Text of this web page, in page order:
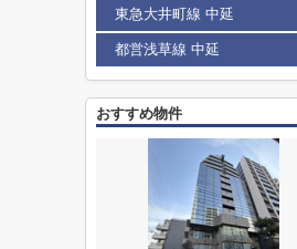
東急大井町線 中延
都営浅草線 中延
おすすめ物件